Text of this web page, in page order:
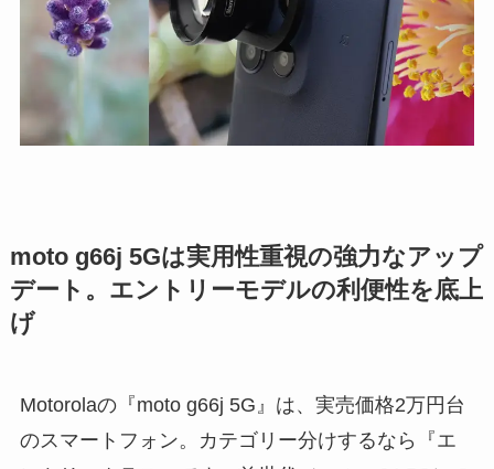
moto g66j 5Gは実用性重視の強力なアップ
デート。エントリーモデルの利便性を底上
げ
Motorolaの『moto g66j 5G』は、実売価格2万円台
のスマートフォン。カテゴリー分けするなら『エ